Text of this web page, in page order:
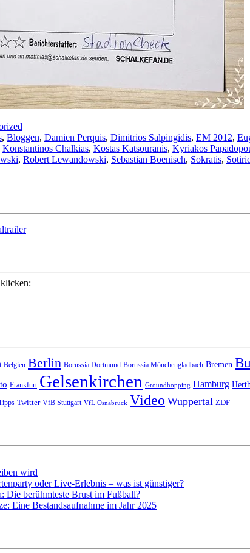
, Bloggen, Damien Perquis, Dimitrios Salpingidis, EM 2012,
Konstantinos Chalkias, Kostas Katsouranis, Kyriakos
, Robert Lewandowski, Sebastian Boenisch, Sokratis,
Belgien Berlin Borussia Dortmund Borussia Mönchengladbach Bremen
Frankfurt Gelsenkirchen Groundhopping Hamburg
Twitter VfB Stuttgart VfL Osnabrück Video Wuppertal ZDF
wird
oder Live-Erlebnis – was ist günstiger?
Die berühmteste Brust im Fußball?
Eine Bestandsaufnahme im Jahr 2025